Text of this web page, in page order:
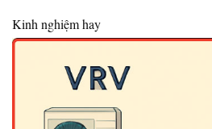
Kinh nghiệm hay